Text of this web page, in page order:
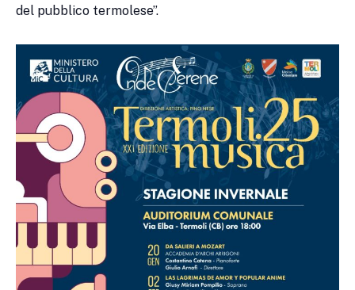
del pubblico termolese”.